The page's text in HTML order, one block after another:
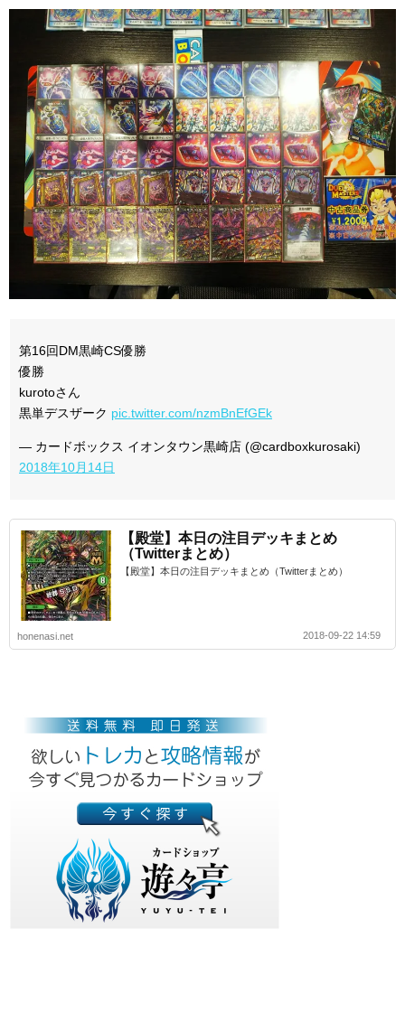
第16回DM黒崎CS優勝
優勝
kurotoさん
黒単デスザーク pic.twitter.com/nzmBnEfGEk
— カードボックス イオンタウン黒崎店 (@cardboxkurosaki)
2018年10月14日
【殿堂】本日の注目デッキまとめ
（Twitterまとめ）
【殿堂】本日の注目デッキまとめ（Twitterまとめ）
honenasi.net 2018-09-22 14:59